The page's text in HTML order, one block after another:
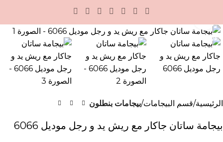
-17%
الرئيسية قسم البيجامات بيجامات بنطلون
بيجامة ساتان جاكار مع ريش يد و رجل موديل 6066